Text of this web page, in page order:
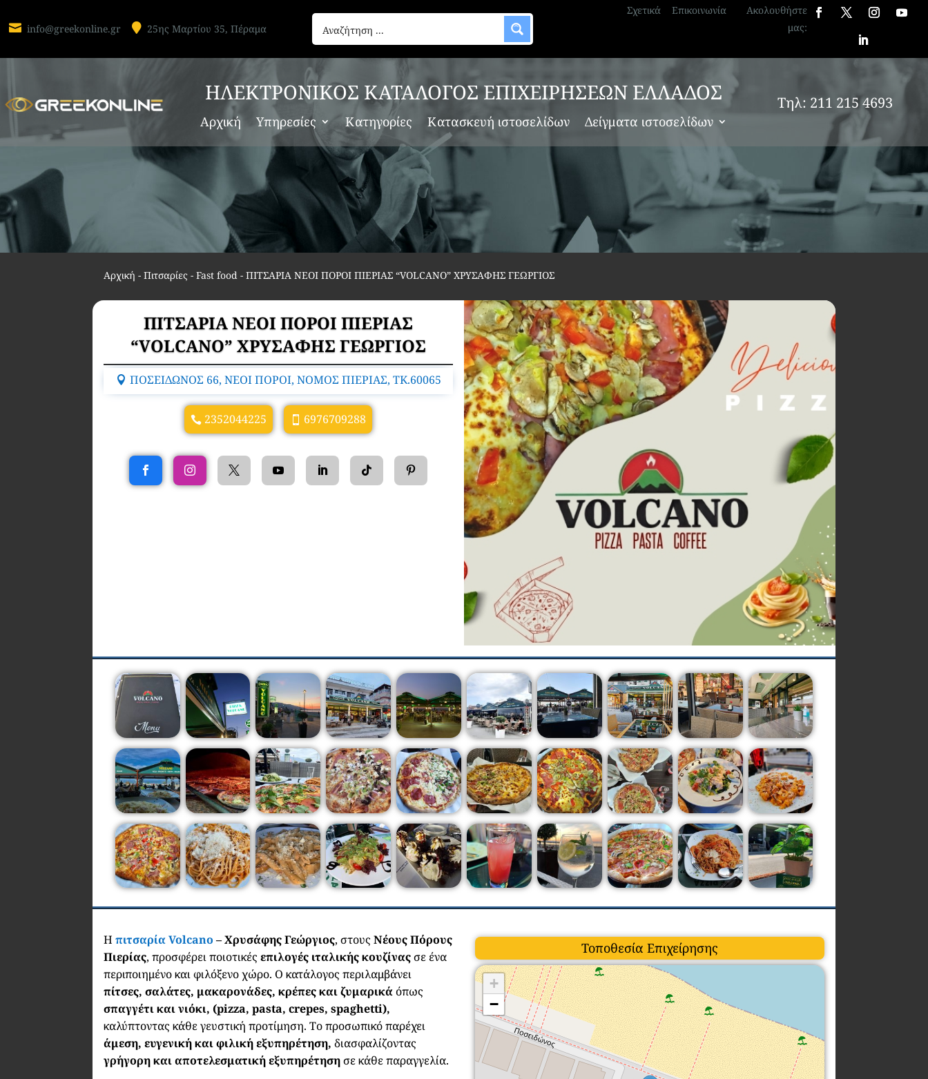
 info@greekonline.gr  25ης Μαρτίου 35, Πέραμα
Σχετικά Επικοινωνία
Ακολουθήστε
μας:
ΗΛΕΚΤΡΟΝΙΚΟΣ ΚΑΤΑΛΟΓΟΣ ΕΠΙΧΕΙΡΗΣΕΩΝ ΕΛΛΑΔΟΣ
Αρχική Υπηρεσίες Κατηγορίες Κατασκευή ιστοσελίδων Δείγματα ιστοσελίδων
Τηλ: 211 215 4693
Αρχική -Πιτσαρίες - Fast food -ΠΙΤΣΑΡΙΑ ΝΕΟΙ ΠΟΡΟΙ ΠΙΕΡΙΑΣ “VOLCANO” ΧΡΥΣΑΦΗΣ ΓΕΩΡΓΙΟΣ
ΠΙΤΣΑΡΙΑ ΝΕΟΙ ΠΟΡΟΙ ΠΙΕΡΙΑΣ
“VOLCANO” ΧΡΥΣΑΦΗΣ ΓΕΩΡΓΙΟΣ
ΠΟΣΕΙΔΩΝΟΣ 66, ΝΕΟΙ ΠΟΡΟΙ, ΝΟΜΟΣ ΠΙΕΡΙΑΣ, TK.60065
2352044225 6976709288
Ηπιτσαρία Volcano – Χρυσάφης Γεώργιος, στουςΝέους Πόρους
Πιερίας, προσφέρει ποιοτικέςεπιλογές ιταλικής κουζίναςσε ένα
περιποιημένο και φιλόξενο χώρο. Ο κατάλογος περιλαμβάνει
πίτσες, σαλάτες, μακαρονάδες, κρέπες και ζυμαρικάόπως
σπαγγέτι και νιόκι, (pizza, pasta, crepes, spaghetti),
καλύπτοντας κάθε γευστική προτίμηση. Το προσωπικό παρέχει
άμεση, ευγενική και φιλική εξυπηρέτηση,διασφαλίζοντας
γρήγορη και αποτελεσματική εξυπηρέτησησε κάθε παραγγελία.
Τοποθεσία Επιχείρησης
+
−